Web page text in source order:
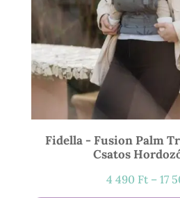
Fidella - Fusion Palm
Csatos
4 490 Ft – 17